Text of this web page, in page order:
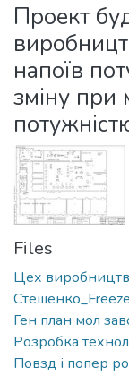
Statistics
Проект
напоїв
зміну при
Files
Цех
Ген план мол
Розробка
Повзд і попер